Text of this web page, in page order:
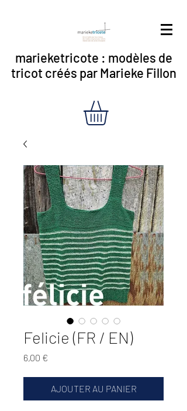
marieketricote : modèles de
tricot créés par Marieke Fillon
Felicie (FR / EN)
6,00 €
AJOUTER AU PANIER